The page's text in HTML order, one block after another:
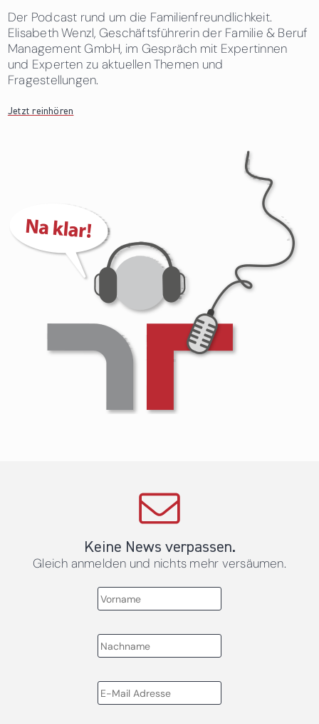
Der Podcast rund um die Familienfreundlichkeit.
Elisabeth Wenzl, Geschäftsführerin der Familie & Beruf
Management GmbH, im Gespräch mit Expertinnen
und Experten zu aktuellen Themen und
Fragestellungen.
Jetzt reinhören
Keine News verpassen.
Gleich anmelden und nichts mehr versäumen.